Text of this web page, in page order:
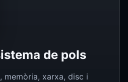
de pols
memòria, xarxa, disc i